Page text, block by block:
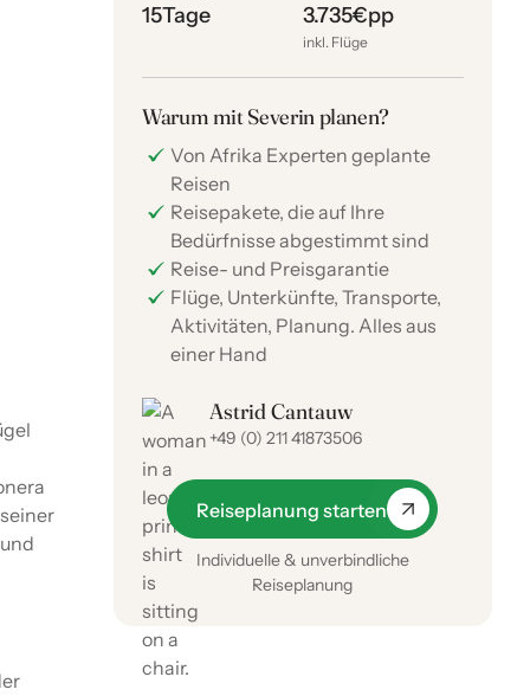
15Tage 3.735€pp
inkl. Flüge
Warum mit Severin planen?
Von Afrika Experten geplante
Reisen
Reisepakete, die auf Ihre
Bedürfnisse abgestimmt sind
Reise- und Preisgarantie
Flüge, Unterkünfte, Transporte,
Aktivitäten, Planung. Alles aus
einer Hand
Astrid Cantauw
+49 (0) 211 41873506
Reiseplanung starten
Individuelle & unverbindliche
Reiseplanung